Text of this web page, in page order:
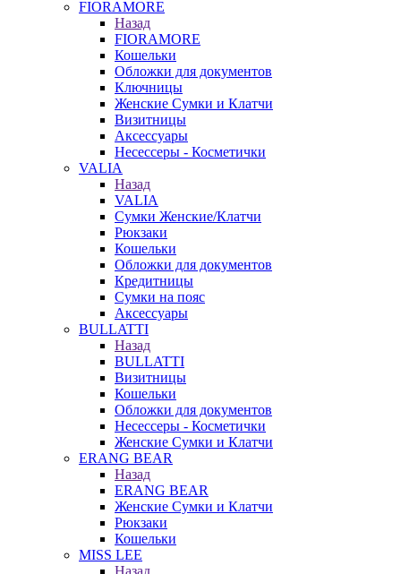
FIORAMORE
Назад
FIORAMORE
Кошельки
Обложки для документов
Ключницы
Женские Сумки и Клатчи
Визитницы
Аксессуары
Несессеры - Косметички
VALIA
Назад
VALIA
Сумки Женские/Клатчи
Рюкзаки
Кошельки
Обложки для документов
Кредитницы
Сумки на пояс
Аксессуары
BULLATTI
Назад
BULLATTI
Визитницы
Кошельки
Обложки для документов
Несессеры - Косметички
Женские Сумки и Клатчи
ERANG BEAR
Назад
ERANG BEAR
Женские Сумки и Клатчи
Рюкзаки
Кошельки
MISS LEE